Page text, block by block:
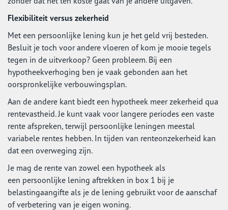
Flexibiliteit versus zekerheid
Met een persoonlijke lening kun je het geld vrij besteden.
Besluit je toch voor andere vloeren of kom je mooie tegels
tegen in de uitverkoop? Geen probleem. Bij een
hypotheekverhoging ben je vaak gebonden aan het
oorspronkelijke verbouwingsplan.
Aan de andere kant biedt een hypotheek meer zekerheid qua
rentevastheid. Je kunt vaak voor langere periodes een vaste
rente afspreken, terwijl persoonlijke leningen meestal
variabele rentes hebben. In tijden van renteonzekerheid kan
dat een overweging zijn.
Je mag de rente van zowel een hypotheek als
een persoonlijke lening aftrekken in box 1 bij je
belastingaangifte als je de lening gebruikt voor de aanschaf
of verbetering van je eigen woning.